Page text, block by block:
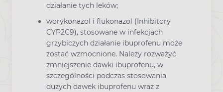
działanie tych leków;
worykonazol i flukonazol (Inhibitory
CYP2C9), stosowane w infekcjach
grzybiczych działanie ibuprofenu może
zostać wzmocnione. Należy rozważyć
zmniejszenie dawki ibuprofenu, w
szczególności podczas stosowania
dużych dawek ibuprofenu wraz z